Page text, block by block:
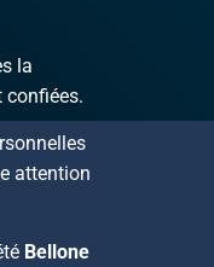
la
confiées.
attention
Bellone